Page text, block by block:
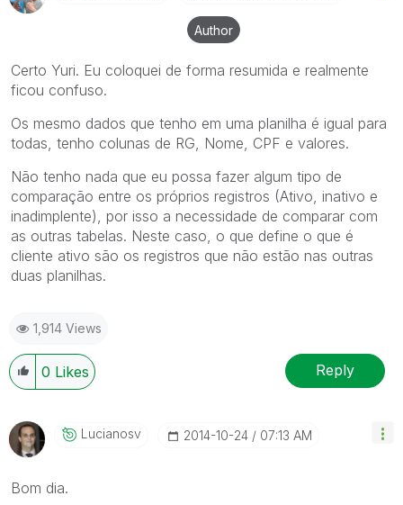
Author
Certo Yuri. Eu coloquei de forma resumida e realmente
ficou confuso.
Os mesmo dados que tenho em uma planilha é igual para
todas, tenho colunas de RG, Nome, CPF e valores.
Não tenho nada que eu possa fazer algum tipo de
comparação entre os próprios registros (Ativo, inativo e
inadimplente), por isso a necessidade de comparar com
as outras tabelas. Neste caso, o que define o que é
cliente ativo são os registros que não estão nas outras
duas planilhas.
1,914 Views
0 Likes Reply
Lucianosv ‎2014-10-24 07:13 AM
Bom dia.